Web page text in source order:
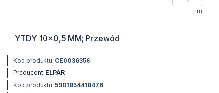
m
YTDY 10x0,5 MM; Przewód
Kod produktu: CE0036356
Producent: ELPAR
Kod produktu: 5901854418476